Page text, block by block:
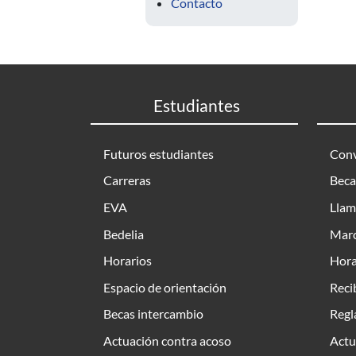
Estudiantes
Futuros estudiantes
Carreras
EVA
Bedelia
Horarios
Espacio de orientación
Becas intercambio
Actuación contra acoso